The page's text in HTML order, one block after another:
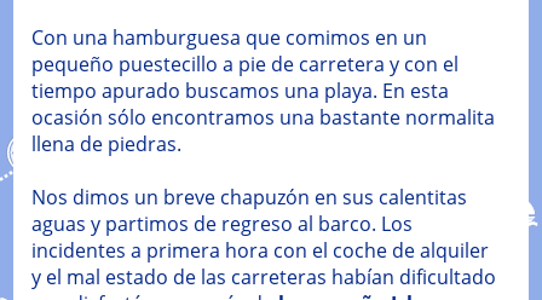
Con una hamburguesa que comimos en un
pequeño puestecillo a pie de carretera y con el
tiempo apurado buscamos una playa. En esta
ocasión sólo encontramos una bastante normalita
llena de piedras.
Nos dimos un breve chapuzón en sus calentitas
aguas y partimos de regreso al barco. Los
incidentes a primera hora con el coche de alquiler
y el mal estado de las carreteras habían dificultado